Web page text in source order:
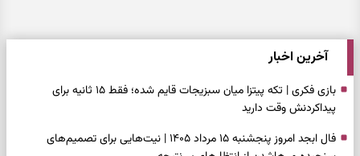
آخرین اخبار
بازی فکری | تکه پیتزا میان سبزیجات قایم شده؛ فقط ۱۵ ثانیه برای
پیداکردنش وقت دارید
فال ابجد امروز پنجشنبه ۱۵ مرداد ۱۴۰۵ | نیت‌هایی برای تصمیم‌های